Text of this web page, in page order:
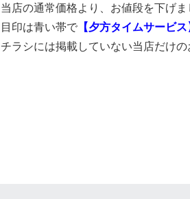
当店の通常価格より、お値段を下げ
目印は青い帯で 【夕方タイムサービス
チラシには掲載していない当店だけ